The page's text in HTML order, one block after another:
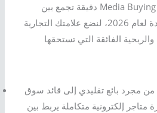
دقيقة تجمع بين Media Buying الاحترافي والالتزام الصارم
بالتشريعات القانونية الجديدة لعام 2026، لنضع علامتك التجارية
مجرد بائع تقليدي إلى قائد سوق
متاجر إلكترونية متكاملة يربط بين